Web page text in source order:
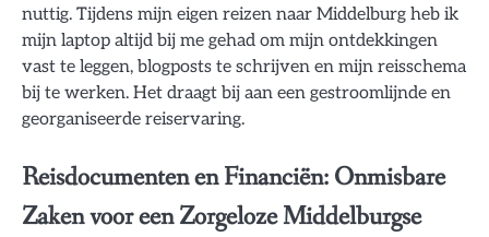
nuttig. Tijdens mijn eigen reizen naar Middelburg heb ik
mijn laptop altijd bij me gehad om mijn ontdekkingen
vast te leggen, blogposts te schrijven en mijn reisschema
bij te werken. Het draagt bij aan een gestroomlijnde en
georganiseerde reiservaring.
Reisdocumenten en Financiën: Onmisbare
Zaken voor een Zorgeloze Middelburgse